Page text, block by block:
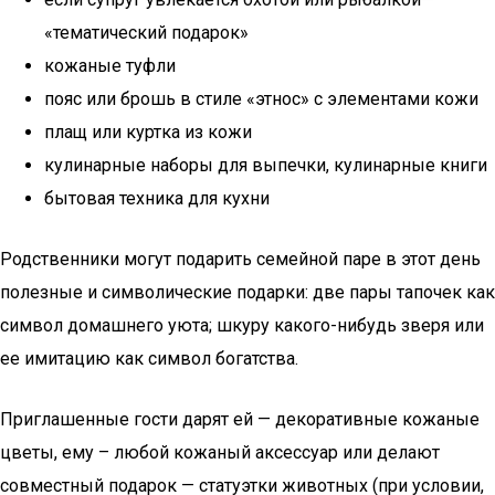
«тематический подарок»
кожаные туфли
пояс или брошь в стиле «этнос» с элементами кожи
плащ или куртка из кожи
кулинарные наборы для выпечки, кулинарные книги
бытовая техника для кухни
Родственники могут подарить семейной паре в этот день
полезные и символические подарки: две пары тапочек как
символ домашнего уюта; шкуру какого-нибудь зверя или
ее имитацию как символ богатства.
Приглашенные гости дарят ей — декоративные кожаные
цветы, ему – любой кожаный аксессуар или делают
совместный подарок — статуэтки животных (при условии,